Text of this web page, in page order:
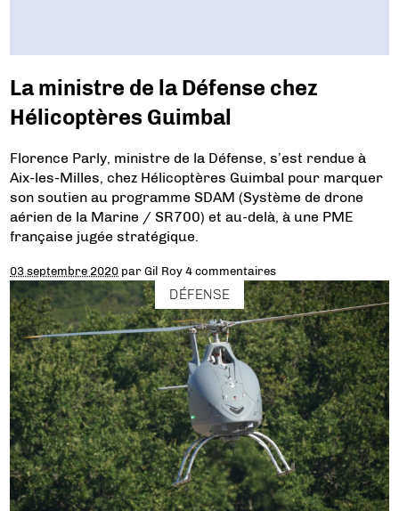
La ministre de la Défense chez
Hélicoptères Guimbal
Florence Parly, ministre de la Défense, s’est rendue à
Aix-les-Milles, chez Hélicoptères Guimbal pour marquer
son soutien au programme SDAM (Système de drone
aérien de la Marine / SR700) et au-delà, à une PME
française jugée stratégique.
03 septembre 2020 parGil Roy 4 commentaires
DÉFENSE